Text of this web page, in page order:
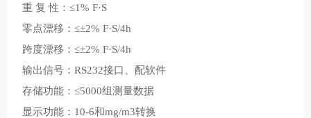
重 复 性： ≤1% F·S
零点漂移： ≤±2% F·S/4h
跨度漂移： ≤±2% F·S/4h
输出信号： RS232接口、配软件
存储功能： ≤5000组测量数据
显示功能： 10-6和mg/m3转换